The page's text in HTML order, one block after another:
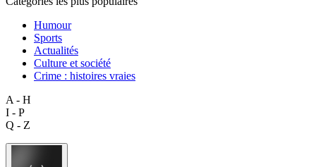
Humour
Sports
Actualités
Culture et société
Crime : histoires vraies
A - H
I - P
Q - Z